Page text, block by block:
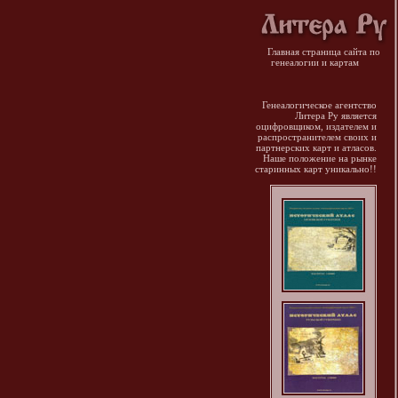
Главная страница сайта по
генеалогии и картам
Генеалогическое агентство
Литера Ру является
оцифровщиком, издателем и
распространителем своих и
партнерских карт и атласов.
Наше положение на рынке
старинных карт уникально!!